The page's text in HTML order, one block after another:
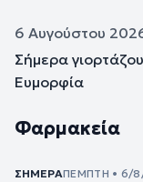
6 Αυγούστου
Σήμερα
Ευμορφία
Φαρμακεία
ΣΉΜΕΡΑΠΈΜΠΤΗ • 6/